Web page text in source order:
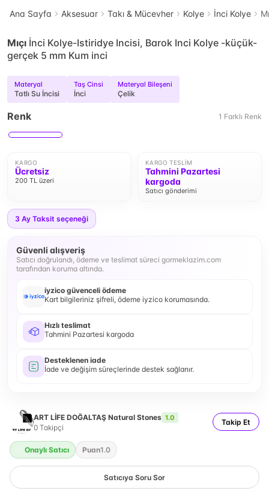
Ana Sayfa Aksesuar Takı & Mücevher Kolye İnci Kolye
Mıçı İnci Kolye-Istiridye Incisi, Barok Inci Kolye -küçük-
gerçek 5 mm Kum inci
Materyal
Tatlı Su İncisi
Taş Cinsi
İnci
Materyal Bileşeni
Çelik
Renk 1 Farklı Renk
KARGO
Ücretsiz
200 TL üzeri
KARGO TESLIM
Tahmini Pazartesi
kargoda
Satıcı gönderimi
3 Ay Taksit seçeneği
Güvenli alışveriş
Satıcı doğrulandı, ödeme ve teslimat süreci gormeklazim.com
tarafından koruma altında.
iyzico güvenceli ödeme
Kart bilgileriniz şifreli, ödeme iyzico korumasında.
Hızlı teslimat
Tahmini Pazartesi kargoda
Desteklenen iade
İade ve değişim süreçlerinde destek sağlanır.
ART LİFE DOĞALTAŞ Natural Stones 1.0
0 Takipçi
Takip Et
Onaylı Satıcı Puan1.0
Satıcıya Soru Sor